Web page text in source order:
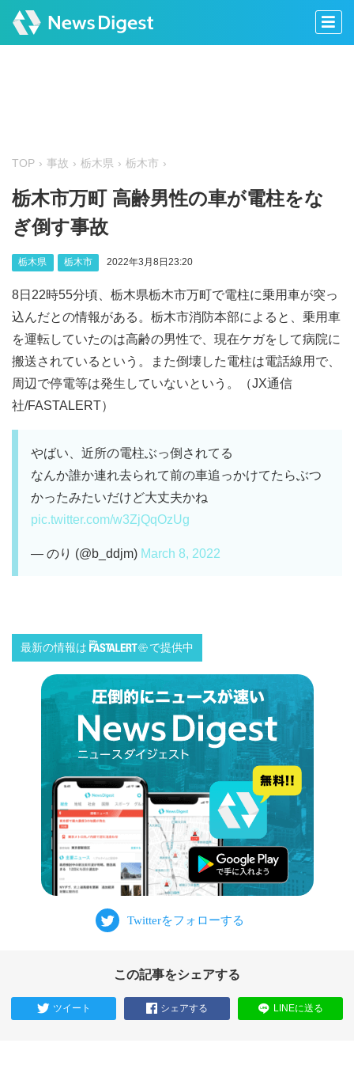
TOP 事故 栃木県 栃木市
栃木市万町 高齢男性の車が電柱をな
ぎ倒す事故
栃木県 栃木市 2022年3月8日23:20
8日22時55分頃、栃木県栃木市万町で電柱に乗用車が突っ
込んだとの情報がある。栃木市消防本部によると、乗用車
を運転していたのは高齢の男性で、現在ケガをして病院に
搬送されているという。また倒壊した電柱は電話線用で、
周辺で停電等は発生していないという。（JX通信
社/FASTALERT）
やばい、近所の電柱ぶっ倒されてる
なんか誰か連れ去られて前の車追っかけてたらぶつ
かったみたいだけど大丈夫かね
pic.twitter.com/w3ZjQqOzUg
— のり (@b_ddjm) March 8, 2022
最新の情報は で提供中
この記事をシェアする
ツイート シェアする LINEに送る